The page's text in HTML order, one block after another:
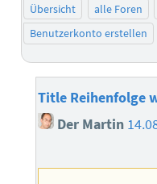
Übersicht alle Foren
Benutzerkonto erstellen
Title Reihenfolge
Der Martin